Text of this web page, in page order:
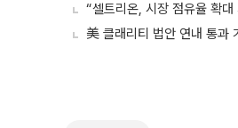
“셀트리온, 시장 점유율 확
美 클래리티 법안 연내 통과